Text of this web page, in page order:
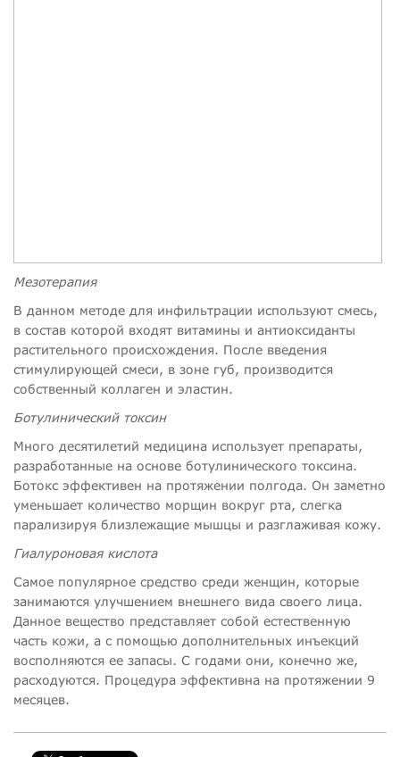
Мезотерапия
В данном методе для инфильтрации используют смесь,
в состав которой входят витамины и антиоксиданты
растительного происхождения. После введения
стимулирующей смеси, в зоне губ, производится
собственный коллаген и эластин.
Ботулинический токсин
Много десятилетий медицина использует препараты,
разработанные на основе ботулинического токсина.
Ботокс эффективен на протяжении полгода. Он заметно
уменьшает количество морщин вокруг рта, слегка
парализируя близлежащие мышцы и разглаживая кожу.
Гиалуроновая кислота
Самое популярное средство среди женщин, которые
занимаются улучшением внешнего вида своего лица.
Данное вещество представляет собой естественную
часть кожи, а с помощью дополнительных инъекций
восполняются ее запасы. С годами они, конечно же,
расходуются. Процедура эффективна на протяжении 9
месяцев.